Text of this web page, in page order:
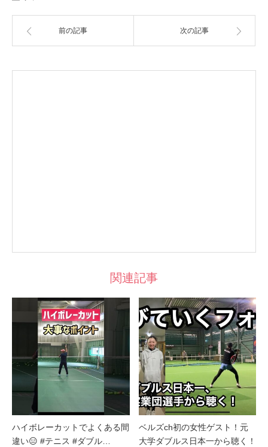
前の記事 次の記事
関連記事
ハイボレーカットでよくある間
違い😑 #テニス #ダブル…
ベルズch初の女性ゲスト！元
大学ダブルス日本一から聴く！